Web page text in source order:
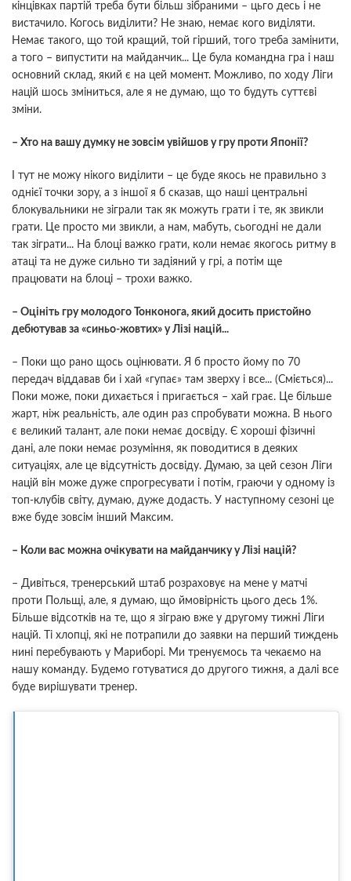
кінцівках партій треба бути більш зібраними – цьго десь і не
вистачило. Когось виділити? Не знаю, немає кого виділяти.
Немає такого, що той кращий, той гірший, того треба замінити,
а того – випустити на майданчик... Це була командна гра і наш
основний склад, який є на цей момент. Можливо, по ходу Ліги
націй шось зміниться, але я не думаю, що то будуть суттєві
зміни.
– Хто на вашу думку не зовсім увійшов у гру проти Японії?
І тут не можу нікого виділити – це буде якось не правильно з
однієї точки зору, а з іншої я б сказав, що наші центральні
блокувальники не зіграли так як можуть грати і те, як звикли
грати. Це просто ми звикли, а нам, мабуть, сьогодні не дали
так зіграти... На блоці важко грати, коли немає якогось ритму в
атаці та не дуже сильно ти задіяний у грі, а потім ще
працювати на блоці – трохи важко.
– Оцініть гру молодого Тонконога, який досить пристойно
дебютував за «синьо-жовтих» у Лізі націй...
– Поки що рано щось оцінювати. Я б просто йому по 70
передач віддавав би і хай «гупає» там зверху і все... (Сміється)...
Поки може, поки дихається і пригається – хай грає. Це більше
жарт, ніж реальність, але один раз спробувати можна. В нього
є великий талант, але поки немає досвіду. Є хороші фізичні
дані, але поки немає розуміння, як поводитися в деяких
ситуаціях, але це відсутність досвіду. Думаю, за цей сезон Ліги
націй він може дуже спрогресувати і потім, граючи у одному із
топ-клубів світу, думаю, дуже додасть. У наступному сезоні це
вже буде зовсім інший Максим.
– Коли вас можна очікувати на майданчику у Лізі націй?
– Дивіться, тренерський штаб розраховує на мене у матчі
проти Польщі, але, я думаю, що ймовірність цього десь 1%.
Більше відсотків на те, що я зіграю вже у другому тижні Ліги
націй. Ті хлопці, які не потрапили до заявки на перший тиждень
нині перебувають у Мариборі. Ми тренуємось та чекаємо на
нашу команду. Будемо готуватися до другого тижня, а далі все
буде вирішувати тренер.